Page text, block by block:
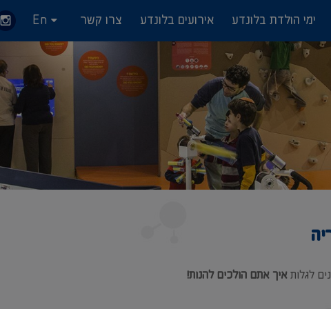
ימי הולדת בלונדע אירועים בלונדע צרו קשר En
לגלותאיך אתם הולכים להנות!